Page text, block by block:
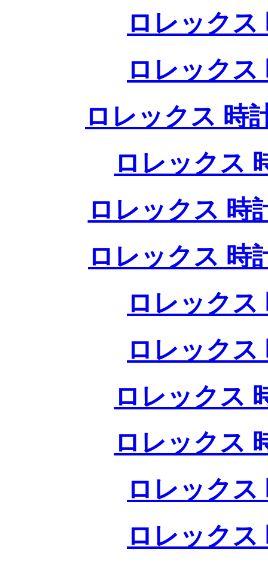
ロレックス
ロレックス
ロレックス 時
ロレックス
ロレックス 時
ロレックス 時
ロレックス
ロレックス
ロレックス
ロレックス
ロレックス
ロレックス